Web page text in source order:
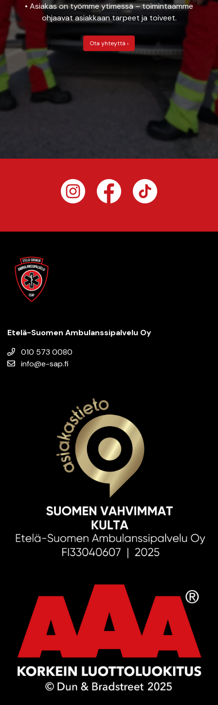
• Asiakas on työmme ytimessä – toimintaamme
ohjaavat asiakkaan tarpeet ja toiveet.
Ota yhteyttä ›
Etelä-Suomen Ambulanssi­palvelu Oy
010 573 0080
info@e-sap.fi